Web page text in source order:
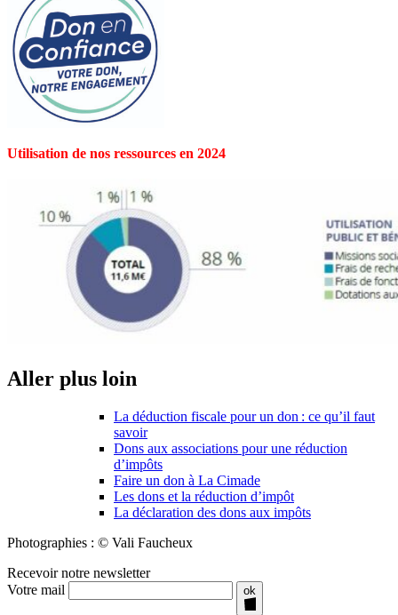
Utilisation de nos ressources en 2024
Aller plus loin
La déduction fiscale pour un don : ce qu’il faut
savoir
Dons aux associations pour une réduction
d’impôts
Faire un don à La Cimade
Les dons et la réduction d’impôt
La déclaration des dons aux impôts
Photographies : © Vali Faucheux
Recevoir notre newsletter
Votre mail
ok